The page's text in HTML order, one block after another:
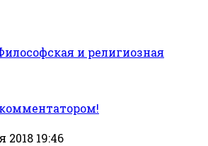
и религиозная
2018 19:46